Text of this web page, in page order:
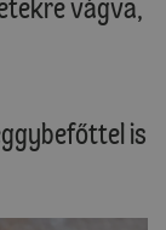
vágva,
is